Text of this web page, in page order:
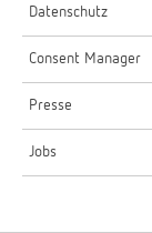
Datenschutz
Consent Manager
Presse
Jobs